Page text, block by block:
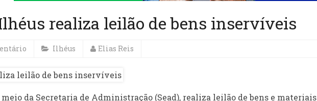
realiza leilão de bens inservíveis
Ilhéus Elias Reis
da Secretaria de Administração (Sead), realiza leilão de bens e materiais